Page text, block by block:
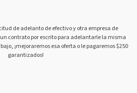
de adelanto de efectivo y otra empresa de
contrato por escrito para adelantarle la misma
¡mejoraremos esa oferta o le pagaremos $250
garantizados!